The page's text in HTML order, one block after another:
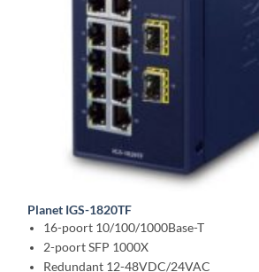
Planet IGS-1820TF
16-poort 10/100/1000Base-T
2-poort SFP 1000X
Redundant 12-48VDC/24VAC